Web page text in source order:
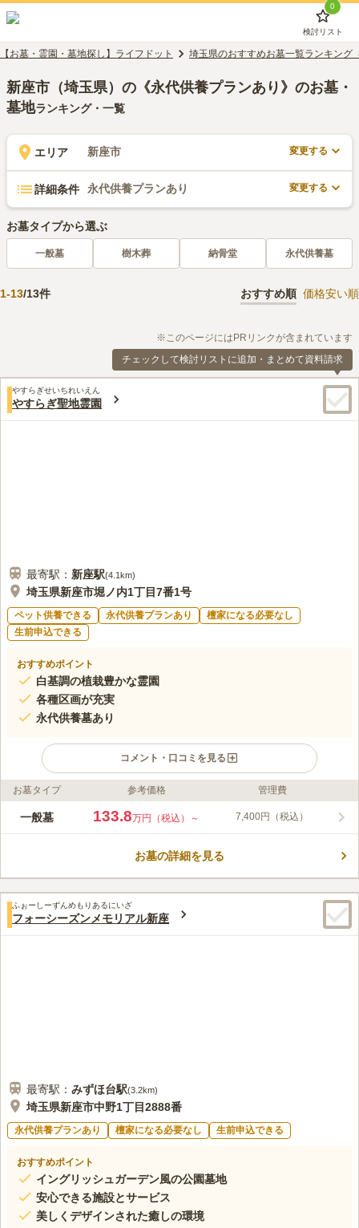
0
検討リスト
【お墓・霊園・墓地探し】ライフドット 埼玉県のおすすめお墓一覧ランキング
新座市（埼玉県）の《永代供養プランあり》のお墓・
墓地ランキング・一覧
エリア 新座市 変更する
詳細条件 永代供養プランあり 変更する
お墓タイプから選ぶ
一般墓 樹木葬 納骨堂 永代供養墓
1-13/13件 おすすめ順 価格安い順
※このページにはPRリンクが含まれています
チェックして検討リストに追加・まとめて資料請求
やすらぎせいちれいえん
やすらぎ聖地霊園
最寄駅： 新座駅(4.1km)
埼玉県新座市堀ノ内1丁目7番1号
ペット供養できる 永代供養プランあり
檀家になる必要なし
生前申込できる
おすすめポイント
白基調の植栽豊かな霊園
各種区画が充実
永代供養墓あり
コメント・口コミを見る
ライフドット編集部のコメント
新座市堀之内に2015年にオープンした、比較的新しい霊園で
調とした植栽が印象的な霊園です。来園者が利用しやすい場所を
ります。大切なペットと一緒に眠ることができる区画も用意され
ています。 永代供養墓もあるため、継承者がいない場合でも利
用できます。
口コミ評価
みんなの評価
3.6 口コミ
20代男性
霊園で線香と花を販売しています。私はいつも霊園の途中で御供
お墓タイプ 参考価格 管理費
一般墓 133.8万円（税込）～ 7,400円（税込）
お墓の詳細を見る
ふぉーしーずんめもりあるにいざ
フォーシーズンメモリアル新座
最寄駅： みずほ台駅(3.2km)
埼玉県新座市中野1丁目2888番
永代供養プランあり 檀家になる必要なし 生前申込できる
おすすめポイント
イングリッシュガーデン風の公園墓地
安心できる施設とサービス
美しくデザインされた癒しの環境